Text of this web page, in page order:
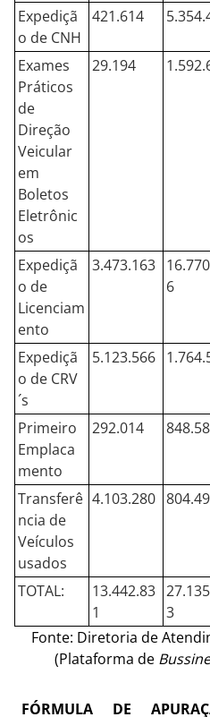
Expediçã
o de CNH
421.614
Exames
Práticos
de
Direção
Veicular
em
Boletos
Eletrônic
os
29.194
Expediçã
o de
Licenciam
ento
3.473.163
6
Expediçã
o de CRV
´s
5.123.566
Primeiro
Emplaca
mento
292.014
Transferê
ncia de
Veículos
usados
4.103.280
TOTAL:
13.442.83
1
3
Fonte: Diretoria de
(Plataforma de
FÓRMULA DE